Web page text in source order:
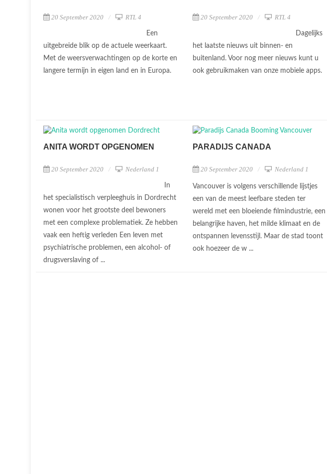
20 September 2020 RTL 4
Een
uitgebreide blik op de actuele weerkaart.
Met de weersverwachtingen op de korte en
langere termijn in eigen land en in Europa.
20 September 2020 RTL 4
Dagelijks
het laatste nieuws uit binnen- en
buitenland. Voor nog meer nieuws kunt u
ook gebruikmaken van onze mobiele apps.
ANITA WORDT OPGENOMEN
20 September 2020 Nederland 1
In
het specialistisch verpleeghuis in Dordrecht
wonen voor het grootste deel bewoners
met een complexe problematiek. Ze hebben
vaak een heftig verleden Een leven met
psychiatrische problemen, een alcohol- of
drugsverslaving of ...
PARADIJS CANADA
20 September 2020 Nederland 1
Vancouver is volgens verschillende lijstjes
een van de meest leefbare steden ter
wereld met een bloeiende filmindustrie, een
belangrijke haven, het milde klimaat en de
ontspannen levensstijl. Maar de stad toont
ook hoezeer de w ...